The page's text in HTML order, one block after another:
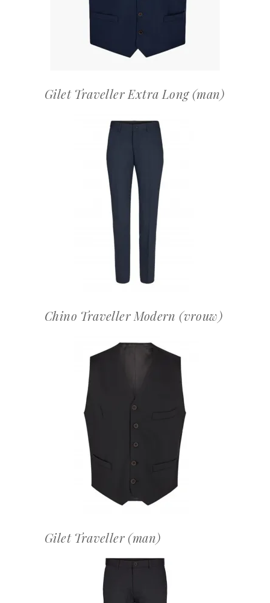
Gilet Traveller Extra Long (man)
OFFERTEAANVRAAG
Chino Traveller Modern (vrouw)
OFFERTEAANVRAAG
Gilet Traveller (man)